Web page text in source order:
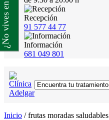
Recepción
91 577 44 77
Información
681 049 801
Inicio /frutas moradas saludables